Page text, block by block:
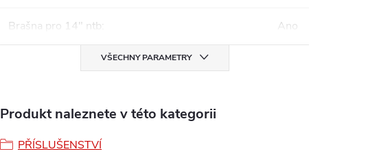
Brašna pro 14" ntb: Ano
VŠECHNY PARAMETRY
Produkt naleznete v této kategorii
PŘÍSLUŠENSTVÍ